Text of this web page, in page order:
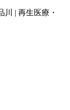
川 | 再生医療・